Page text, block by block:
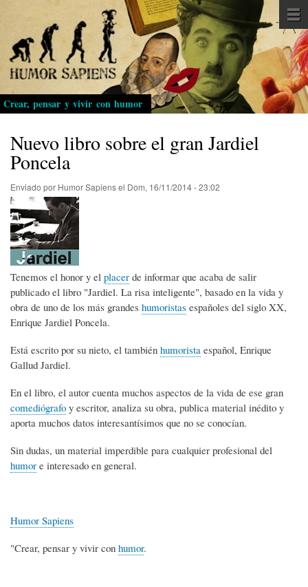
Pasar
al
contenido
principal
Crear, pensar y vivir con humor
Nuevo libro sobre el gran Jardiel
Poncela
Enviado por Humor Sapiensel Dom, 16/11/2014 - 23:02
Tenemos el honor y el placer de informar que acaba de salir
publicado el libro "Jardiel. La risa inteligente", basado en la vida y
obra de uno de los más grandes humoristas españoles del siglo XX,
Enrique Jardiel Poncela.
Está escrito por su nieto, el también humorista español, Enrique
Gallud Jardiel.
En el libro, el autor cuenta muchos aspectos de la vida de ese gran
comediógrafo y escritor, analiza su obra, publica material inédito y
aporta muchos datos interesantísimos que no se conocían.
Sin dudas, un material imperdible para cualquier profesional del
humor e interesado en general.
Humor Sapiens
"Crear, pensar y vivir con humor.